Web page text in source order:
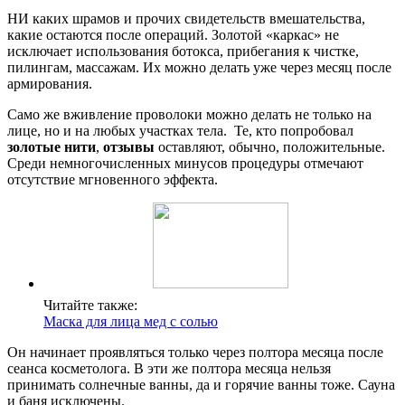
НИ каких шрамов и прочих свидетельств вмешательства,
какие остаются после операций. Золотой «каркас» не
исключает использования ботокса, прибегания к чистке,
пилингам, массажам. Их можно делать уже через месяц после
армирования.
Само же вживление проволоки можно делать не только на
лице, но и на любых участках тела. Те, кто попробовал
золотые нити, отзывы оставляют, обычно, положительные.
Среди немногочисленных минусов процедуры отмечают
отсутствие мгновенного эффекта.
Читайте также:
Маска для лица мед с солью
Он начинает проявляться только через полтора месяца после
сеанса косметолога. В эти же полтора месяца нельзя
принимать солнечные ванны, да и горячие ванны тоже. Сауна
и баня исключены.